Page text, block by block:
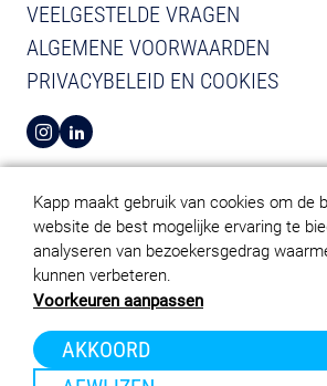
Kapp maakt gebruik van cookies om de
website de best mogelijke ervaring te
analyseren van bezoekersgedrag
kunnen verbeteren.
Voorkeuren aanpassen
AKKOORD
VEELGESTELDE VRAGEN
ALGEMENE VOORWAARDEN
PRIVACYBELEID EN COOKIES
BEKIJK INSTAGRAM VAN KAPP
BEKIJK LINKEDIN VAN KAPP